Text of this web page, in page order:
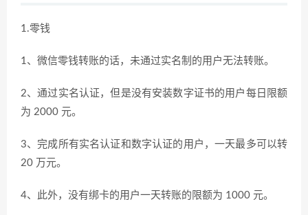
1.零钱
1、微信零钱转账的话，未通过实名制的用户无法转账。
2、通过实名认证，但是没有安装数字证书的用户每日限额
为 2000 元。
3、完成所有实名认证和数字认证的用户，一天最多可以转
20 万元。
4、此外，没有绑卡的用户一天转账的限额为 1000 元。